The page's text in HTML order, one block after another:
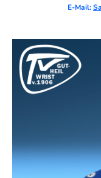
E-Mail: